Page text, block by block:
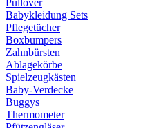
Pullover
Babykleidung Sets
Pflegetücher
Boxbumpers
Zahnbürsten
Ablagekörbe
Spielzeugkästen
Baby-Verdecke
Buggys
Thermometer